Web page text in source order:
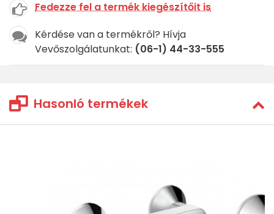
Fedezze fel a termék kiegészítőit is
Kérdése van a termékről? Hívja
Vevőszolgálatunkat: (06-1) 44-33-555
Hasonló termékek